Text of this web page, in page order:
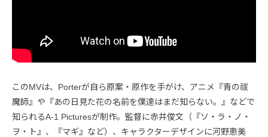
このMVは、Porterが自ら原案・原作を手がけ、アニメ『青の祓
魔師』や『あの日見た花の名前を僕達はまだ知らない。』などで
知られるA-1 Picturesが制作。監督に赤井俊文（『ソ・ラ・ノ・
ヲ・ト』、『マギ』など）、キャラクターデザインに河野恵美